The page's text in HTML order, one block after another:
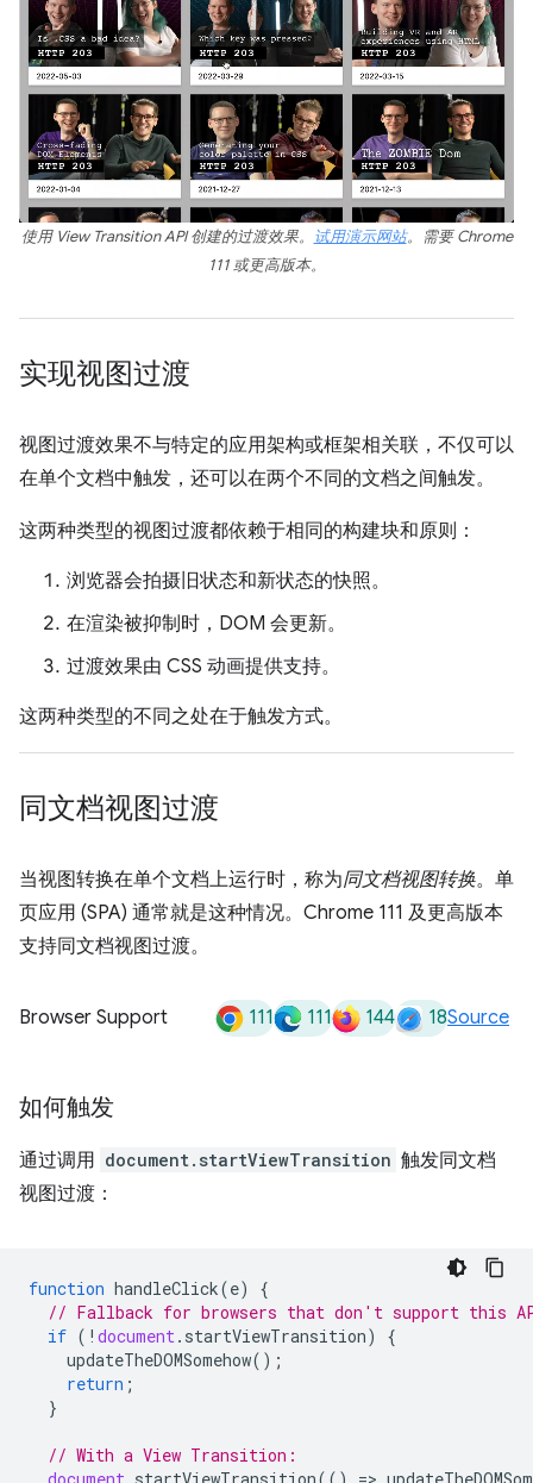
使用 View Transition API 创建的过渡效果。 试用演示网站。需要 Chrome
111 或更高版本。
实现视图过渡
视图过渡效果不与特定的应用架构或框架相关联，不仅可以
在单个文档中触发，还可以在两个不同的文档之间触发。
这两种类型的视图过渡都依赖于相同的构建块和原则：
浏览器会拍摄旧状态和新状态的快照。
在渲染被抑制时，DOM 会更新。
过渡效果由 CSS 动画提供支持。
这两种类型的不同之处在于触发方式。
同文档视图过渡
当视图转换在单个文档上运行时，称为同文档视图转换。单
页应用 (SPA) 通常就是这种情况。Chrome 111 及更高版本
支持同文档视图过渡。
Browser Support 111 111 144 18Source
如何触发
通过调用 document.startViewTransition 触发同文档
视图过渡：
function handleClick(e)
{
// Fallback for browsers that don't support this
if ( ! document. startViewTransition)
{
updateTheDOMSomehow();
return ;
}
// With a View Transition: